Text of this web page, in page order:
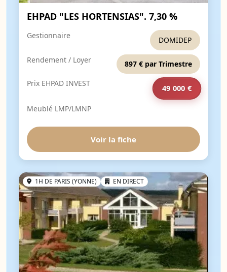
EHPAD "LES HORTENSIAS". 7,30 %
Gestionnaire DOMIDEP
Rendement / Loyer
897 € par Trimestre
Prix EHPAD INVEST
49 000 €
Meublé LMP/LMNP
Voir la fiche
1H DE PARIS (YONNE) EN DIRECT